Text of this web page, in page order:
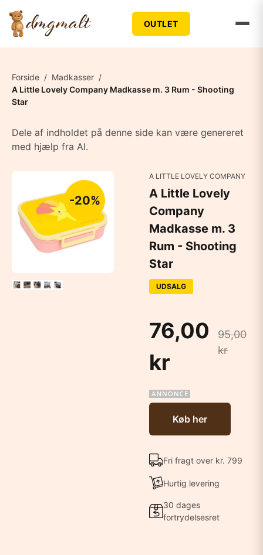
OUTLET
Forside / Madkasser /
A Little Lovely Company Madkasse m. 3 Rum - Shooting
Star
Dele af indholdet på denne side kan være genereret
med hjælp fra AI.
-20%
A LITTLE LOVELY COMPANY
A Little Lovely
Company
Madkasse m. 3
Rum - Shooting
Star
UDSALG
76,00
kr
95,00
kr
Køb her
Fri fragt over kr. 799
Hurtig levering
30 dages
fortrydelsesret